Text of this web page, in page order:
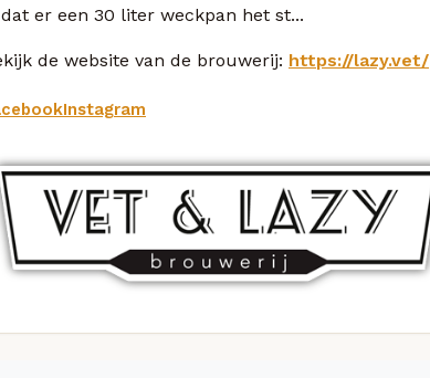
er een 30 liter weckpan het st...
de website van de brouwerij: https://lazy.vet/
Instagram